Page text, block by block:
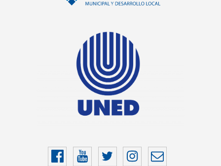
Facebook
YouTubeTwitterInstragram
Correo